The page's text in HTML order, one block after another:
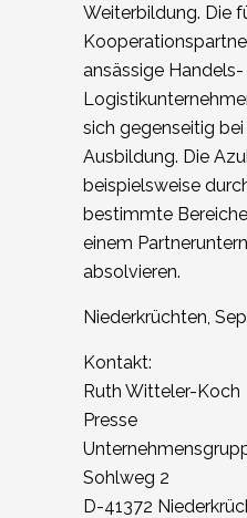
Weiterbildung. Die
ansässige Handels-
sich gegenseitig
Ausbildung. Die
beispielsweise
bestimmte
einem
absolvieren.
Niederkrüchten,
Kontakt:
Ruth Witteler-Koch
Presse
Sohlweg 2
D-41372